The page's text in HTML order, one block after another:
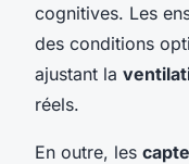
cognitives. Les
des conditions
ajustant la
réels.
En outre, les